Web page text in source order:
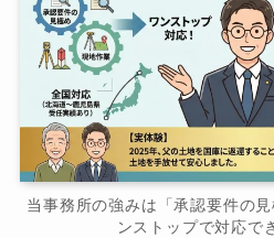
当事務所の強みは「承認要件の
ンストップで対応で